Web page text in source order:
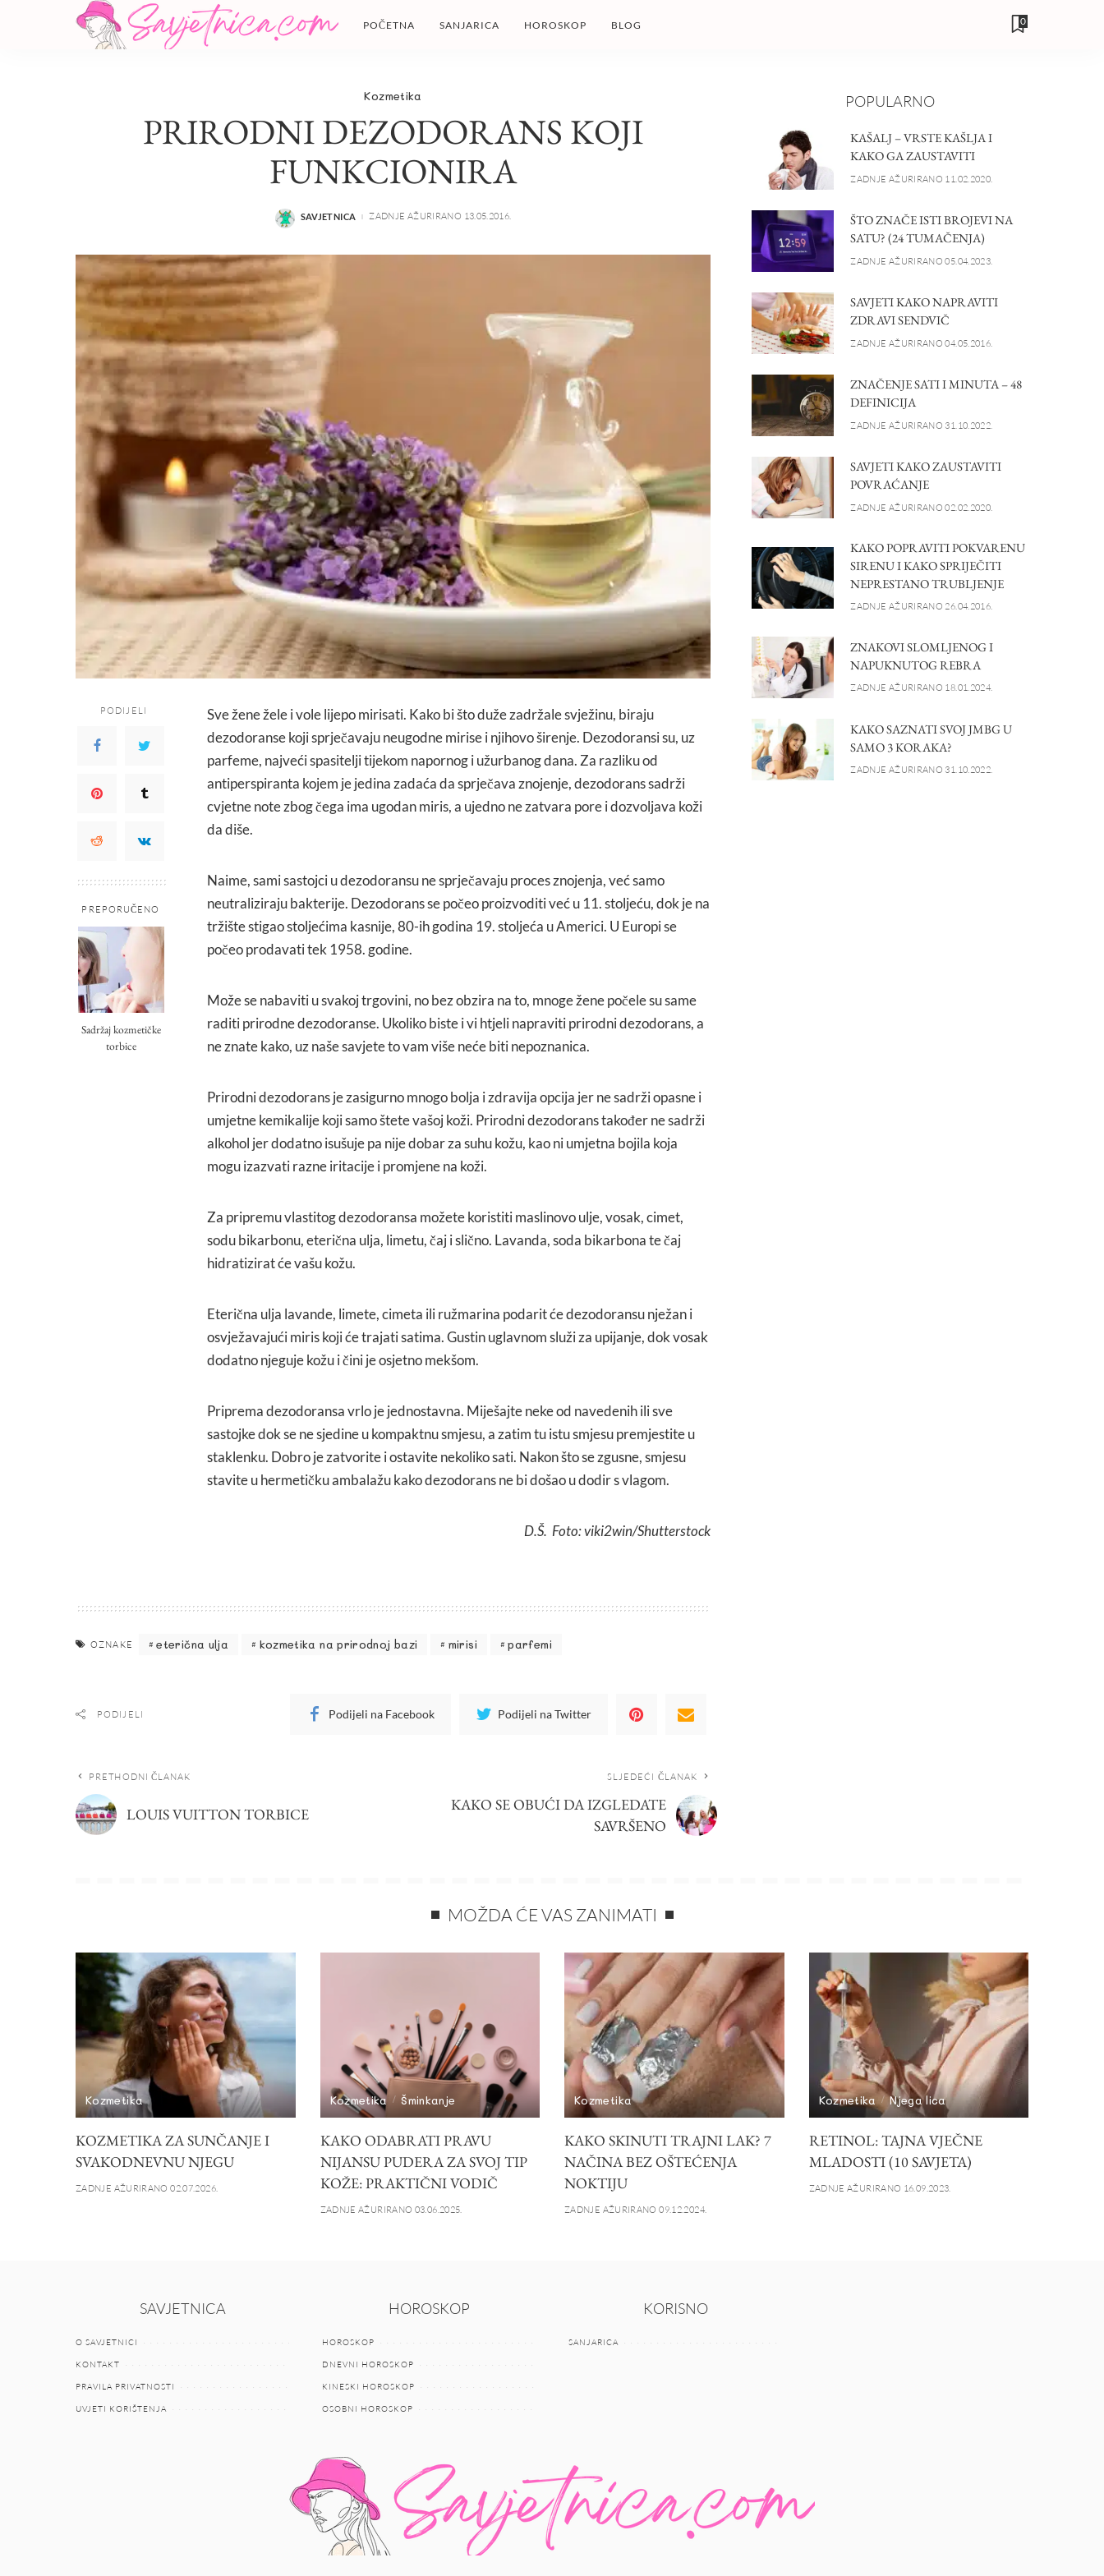
POČETNA SANJARICA HOROSKOP BLOG 0
Kozmetika
PRIRODNI DEZODORANS KOJI
FUNKCIONIRA
POSTED
SAVJETNICA ZADNJE AŽURIRANO 13.05.2016.
PODIJELI
PREPORUČENO
Sadržaj kozmetičke
torbice
Sve žene žele i vole lijepo mirisati. Kako bi što duže zadržale svježinu, biraju
dezodoranse koji sprječavaju neugodne mirise i njihovo širenje. Dezodoransi su, uz
parfeme, najveći spasitelji tijekom napornog i užurbanog dana. Za razliku od
antiperspiranta kojem je jedina zadaća da sprječava znojenje, dezodorans sadrži
cvjetne note zbog čega ima ugodan miris, a ujedno ne zatvara pore i dozvoljava koži
da diše.
Naime, sami sastojci u dezodoransu ne sprječavaju proces znojenja, već samo
neutraliziraju bakterije. Dezodorans se počeo proizvoditi već u 11. stoljeću, dok je na
tržište stigao stoljećima kasnije, 80-ih godina 19. stoljeća u Americi. U Europi se
počeo prodavati tek 1958. godine.
Može se nabaviti u svakoj trgovini, no bez obzira na to, mnoge žene počele su same
raditi prirodne dezodoranse. Ukoliko biste i vi htjeli napraviti prirodni dezodorans, a
ne znate kako, uz naše savjete to vam više neće biti nepoznanica.
Prirodni dezodorans je zasigurno mnogo bolja i zdravija opcija jer ne sadrži opasne i
umjetne kemikalije koji samo štete vašoj koži. Prirodni dezodorans također ne sadrži
alkohol jer dodatno isušuje pa nije dobar za suhu kožu, kao ni umjetna bojila koja
mogu izazvati razne iritacije i promjene na koži.
Za pripremu vlastitog dezodoransa možete koristiti maslinovo ulje, vosak, cimet,
sodu bikarbonu, eterična ulja, limetu, čaj i slično. Lavanda, soda bikarbona te čaj
hidratizirat će vašu kožu.
Eterična ulja lavande, limete, cimeta ili ružmarina podarit će dezodoransu nježan i
osvježavajući miris koji će trajati satima. Gustin uglavnom služi za upijanje, dok vosak
dodatno njeguje kožu i čini je osjetno mekšom.
Priprema dezodoransa vrlo je jednostavna. Miješajte neke od navedenih ili sve
sastojke dok se ne sjedine u kompaktnu smjesu, a zatim tu istu smjesu premjestite u
staklenku. Dobro je zatvorite i ostavite nekoliko sati. Nakon što se zgusne, smjesu
stavite u hermetičku ambalažu kako dezodorans ne bi došao u dodir s vlagom.
D.Š. Foto: viki2win/Shutterstock
OZNAKE eterična ulja kozmetika na prirodnoj bazi mirisi parfemi
PODIJELI Podijeli na Facebook Podijeli na Twitter
PRETHODNI ČLANAK
LOUIS VUITTON TORBICE
SLJEDEĆI ČLANAK
KAKO SE OBUĆI DA IZGLEDATE
SAVRŠENO
POPULARNO
KAŠALJ – VRSTE KAŠLJA I
KAKO GA ZAUSTAVITI
ZADNJE AŽURIRANO 11.02.2020.
ŠTO ZNAČE ISTI BROJEVI NA
SATU? (24 TUMAČENJA)
ZADNJE AŽURIRANO 05.04.2023.
SAVJETI KAKO NAPRAVITI
ZDRAVI SENDVIČ
ZADNJE AŽURIRANO 04.05.2016.
ZNAČENJE SATI I MINUTA – 48
DEFINICIJA
ZADNJE AŽURIRANO 31.10.2022.
SAVJETI KAKO ZAUSTAVITI
POVRAĆANJE
ZADNJE AŽURIRANO 02.02.2020.
KAKO POPRAVITI POKVARENU
SIRENU I KAKO SPRIJEČITI
NEPRESTANO TRUBLJENJE
ZADNJE AŽURIRANO 26.04.2016.
ZNAKOVI SLOMLJENOG I
NAPUKNUTOG REBRA
ZADNJE AŽURIRANO 18.01.2024.
KAKO SAZNATI SVOJ JMBG U
SAMO 3 KORAKA?
ZADNJE AŽURIRANO 31.10.2022.
MOŽDA ĆE VAS ZANIMATI
Kozmetika
KOZMETIKA ZA SUNČANJE I
SVAKODNEVNU NJEGU
ZADNJE AŽURIRANO 02.07.2026.
Kozmetika Šminkanje
KAKO ODABRATI PRAVU
NIJANSU PUDERA ZA SVOJ TIP
KOŽE: PRAKTIČNI VODIČ
ZADNJE AŽURIRANO 03.06.2025.
Kozmetika
KAKO SKINUTI TRAJNI LAK? 7
NAČINA BEZ OŠTEĆENJA
NOKTIJU
ZADNJE AŽURIRANO 09.12.2024.
Kozmetika Njega lica
RETINOL: TAJNA VJEČNE
MLADOSTI (10 SAVJETA)
ZADNJE AŽURIRANO 16.09.2023.
SAVJETNICA
O SAVJETNICI
KONTAKT
PRAVILA PRIVATNOSTI
UVJETI KORIŠTENJA
HOROSKOP
HOROSKOP
DNEVNI HOROSKOP
KINESKI HOROSKOP
OSOBNI HOROSKOP
KORISNO
SANJARICA